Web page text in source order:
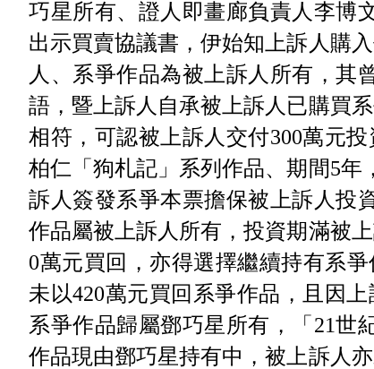
巧星所有、證人即畫廊負責人李博
出示買賣協議書，伊始知上訴人購
人、系爭作品為被上訴人所有，其
語，暨上訴人自承被上訴人已購買
相符，可認被上訴人交付300萬元
柏仁「狗札記」系列作品、期間5年
訴人簽發系爭本票擔保被上訴人投
作品屬被上訴人所有，投資期滿被
0萬元買回，亦得選擇繼續持有系
未以420萬元買回系爭作品，且因
系爭作品歸屬鄧巧星所有，「21世
作品現由鄧巧星持有中，被上訴人